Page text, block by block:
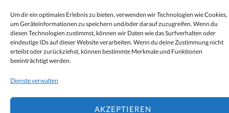
Um dir ein optimales Erlebnis zu bieten, verwenden wir Technologien wie Cookies,
um Geräteinformationen zu speichern und/oder darauf zuzugreifen. Wenn du
diesen Technologien zustimmst, können wir Daten wie das Surfverhalten oder
eindeutige IDs auf dieser Website verarbeiten. Wenn du deine Zustimmung nicht
erteilst oder zurückziehst, können bestimmte Merkmale und Funktionen
beeinträchtigt werden.
Dienste verwalten
AKZEPTIEREN